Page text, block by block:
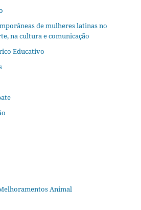
de mulheres latinas no
na cultura e comunicação
Educativo
Animal